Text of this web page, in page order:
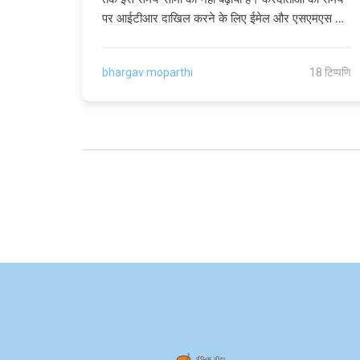
पर आईटीआर दाखिल करने के लिए ईमेल और एसएमएस के
bhargav moparthi 18 टिप्पणि